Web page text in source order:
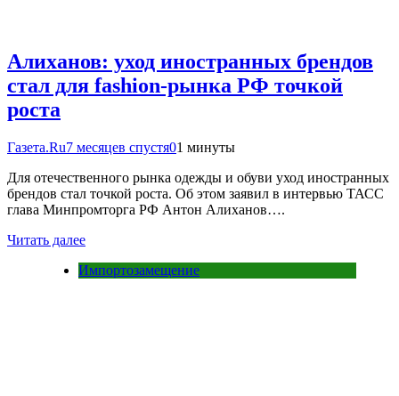
Алиханов: уход иностранных брендов
стал для fashion-рынка РФ точкой
роста
Газета.Ru7 месяцев спустя01 минуты
Для отечественного рынка одежды и обуви уход иностранных
брендов стал точкой роста. Об этом заявил в интервью ТАСС
глава Минпромторга РФ Антон Алиханов….
Читать далее
Импортозамещение